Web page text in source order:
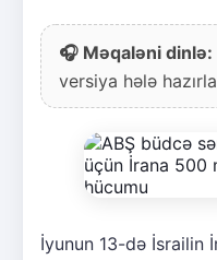
🎧 Məqaləni dinlə:
versiya hələ
İyunun 13-də İsrailin